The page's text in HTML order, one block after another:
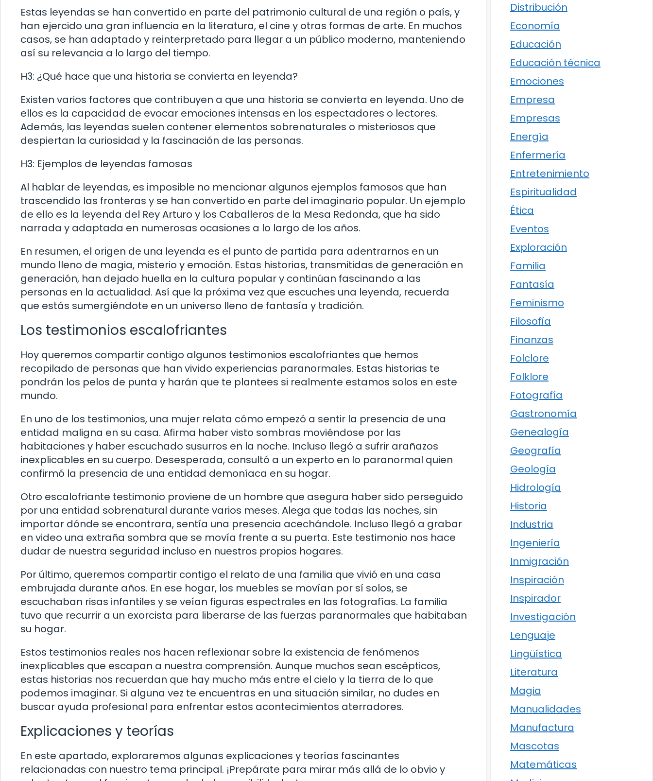
Estas leyendas se han convertido en parte del patrimonio cultural de una región o país, y
han ejercido una gran influencia en la literatura, el cine y otras formas de arte. En muchos
casos, se han adaptado y reinterpretado para llegar a un público moderno, manteniendo
así su relevancia a lo largo del tiempo.
H3: ¿Qué hace que una historia se convierta en leyenda?
Existen varios factores que contribuyen a que una historia se convierta en leyenda. Uno de
ellos es la capacidad de evocar emociones intensas en los espectadores o lectores.
Además, las leyendas suelen contener elementos sobrenaturales o misteriosos que
despiertan la curiosidad y la fascinación de las personas.
H3: Ejemplos de leyendas famosas
Al hablar de leyendas, es imposible no mencionar algunos ejemplos famosos que han
trascendido las fronteras y se han convertido en parte del imaginario popular. Un ejemplo
de ello es la leyenda del Rey Arturo y los Caballeros de la Mesa Redonda, que ha sido
narrada y adaptada en numerosas ocasiones a lo largo de los años.
En resumen, el origen de una leyenda es el punto de partida para adentrarnos en un
mundo lleno de magia, misterio y emoción. Estas historias, transmitidas de generación en
generación, han dejado huella en la cultura popular y continúan fascinando a las
personas en la actualidad. Así que la próxima vez que escuches una leyenda, recuerda
que estás sumergiéndote en un universo lleno de fantasía y tradición.
Los testimonios escalofriantes
Hoy queremos compartir contigo algunos testimonios escalofriantes que hemos
recopilado de personas que han vivido experiencias paranormales. Estas historias te
pondrán los pelos de punta y harán que te plantees si realmente estamos solos en este
mundo.
En uno de los testimonios, una mujer relata cómo empezó a sentir la presencia de una
entidad maligna en su casa. Afirma haber visto sombras moviéndose por las
habitaciones y haber escuchado susurros en la noche. Incluso llegó a sufrir arañazos
inexplicables en su cuerpo. Desesperada, consultó a un experto en lo paranormal quien
confirmó la presencia de una entidad demoníaca en su hogar.
Otro escalofriante testimonio proviene de un hombre que asegura haber sido perseguido
por una entidad sobrenatural durante varios meses. Alega que todas las noches, sin
importar dónde se encontrara, sentía una presencia acechándole. Incluso llegó a grabar
en video una extraña sombra que se movía frente a su puerta. Este testimonio nos hace
dudar de nuestra seguridad incluso en nuestros propios hogares.
Por último, queremos compartir contigo el relato de una familia que vivió en una casa
embrujada durante años. En ese hogar, los muebles se movían por sí solos, se
escuchaban risas infantiles y se veían figuras espectrales en las fotografías. La familia
tuvo que recurrir a un exorcista para liberarse de las fuerzas paranormales que habitaban
su hogar.
Estos testimonios reales nos hacen reflexionar sobre la existencia de fenómenos
inexplicables que escapan a nuestra comprensión. Aunque muchos sean escépticos,
estas historias nos recuerdan que hay mucho más entre el cielo y la tierra de lo que
podemos imaginar. Si alguna vez te encuentras en una situación similar, no dudes en
buscar ayuda profesional para enfrentar estos acontecimientos aterradores.
Explicaciones y teorías
En este apartado, exploraremos algunas explicaciones y teorías fascinantes
relacionadas con nuestro tema principal. ¡Prepárate para mirar más allá de lo obvio y
Distribución
Economía
Educación
Educación técnica
Emociones
Empresa
Empresas
Energía
Enfermería
Entretenimiento
Espiritualidad
Ética
Eventos
Exploración
Familia
Fantasía
Feminismo
Filosofía
Finanzas
Folclore
Folklore
Fotografía
Gastronomía
Genealogía
Geografía
Geología
Hidrología
Historia
Industria
Ingeniería
Inmigración
Inspiración
Inspirador
Investigación
Lenguaje
Lingüística
Literatura
Magia
Manualidades
Manufactura
Mascotas
Matemáticas